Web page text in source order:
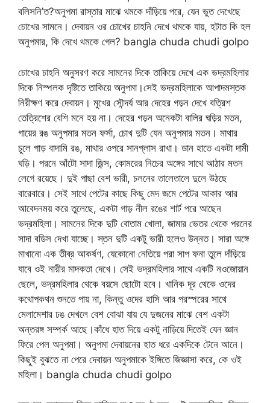
বলিসনি’ত?অনুপমা রাস্তার মাঝে থমকে দাঁড়িয়ে পরে, যেন ভুত দেখেছে
চোখের সামনে। দেবায়ন ওর চোখের চাহনি দেখে থমকে যায়, হটাত কি হল
অনুপমার, কি দেখে থমকে গেল? bangla chuda chudi golpo
চোখের চাহনি অনুসরণ করে সামনের দিকে তাকিয়ে দেখে এক ভদ্রমহিলার
দিকে নিস্পলক দৃষ্টিতে তাকিয়ে অনুপমা।সেই ভদ্রমহিলাকে আপাদমস্তক
নিরীক্ষণ করে দেবায়ন। মুখের সৌন্দর্য আর দেহের গড়ন দেখে বত্রিশ
তেত্রিশের বেশি মনে হয় না। দেহের গড়ন অনেকটা বালির ঘড়ির মতন,
গায়ের রঙ অনুপমার মতন ফর্সা, চোখ দুটি যেন অনুপমার মতন। মাথার
চুলে গাড় বাদামি রঙ, মাথার ওপরে সানগ্লাস রাখা। ডান হাতে একটা দামী
ঘড়ি। পরনে আঁটো সাদা জিন্স, কোমরের নিচের অঙ্গের সাথে আঠার মতন
লেগে রয়েছে। দুই পাছা বেশ ভারী, চলনের তালেতালে দুলে উঠছে
বারেবারে। সেই সাথে পেটের কাছে কিছু মেদ জমে পেটের আকার আর
আবেদনময় করে তুলেছে, একটা গাড় নীল রঙের শার্ট পরে আছেন
ভদ্রমহিলা। সামনের দিকে দুটি বোতাম খোলা, জামার ভেতর থেকে পরনের
সাদা বডিস দেখা যাচ্ছে। স্তন দুটি একটু ভারী হলেও উন্নত। সারা অঙ্গে
মাখানো এক তীব্র আকর্ষণ, যেকোনো নেতিয়ে পরা সাপ ফনা তুলে দাঁড়িয়ে
যাবে ওই নারীর মাদকতা দেখে। সেই ভদ্রমহিলার সাথে একটি নওজোয়ান
ছেলে, ভদ্রমহিলার থেকে বয়সে ছোটো হবে। খানিক দূর থেকে ওদের
কথোপকথন শুনতে পায় না, কিন্তু ওদের হাসি আর পরস্পরের সাথে
মেলামেশার ঢঙ দেখলে বেশ বোঝা যায় যে দুজনের মাঝে বেশ একটা
অন্তরঙ্গ সম্পর্ক আছে।কাঁধে হাত দিয়ে একটু নাড়িয়ে দিতেই যেন জ্ঞান
ফিরে পেল অনুপমা। অনুপমা দেবায়নের হাত ধরে একদিকে টেনে আনে।
কিছুই বুঝতে না পেরে দেবায়ন অনুপমাকে ইঙ্গিতে জিজ্ঞাসা করে, কে ওই
মহিলা। bangla chuda chudi golpo